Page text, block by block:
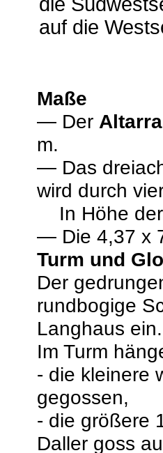
auf die
Maße
— Der
m.
— Das
wird durch
In Höhe der
— Die 4,37 x
Turm und
Der
rundbogige
Langhaus ein.
Im Turm
- die kleinere
gegossen,
- die größere
Daller goss